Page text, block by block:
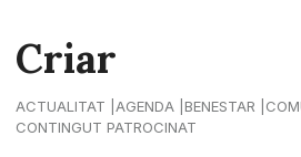
Criar
ACTUALITAT AGENDA BENESTAR
CONTINGUT PATROCINAT